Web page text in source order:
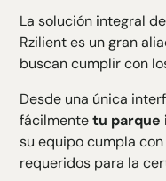
La solución integral
Rzilient es un gran
buscan cumplir con
Desde una única
fácilmentetu parque
su equipo cumpla
requeridos para la